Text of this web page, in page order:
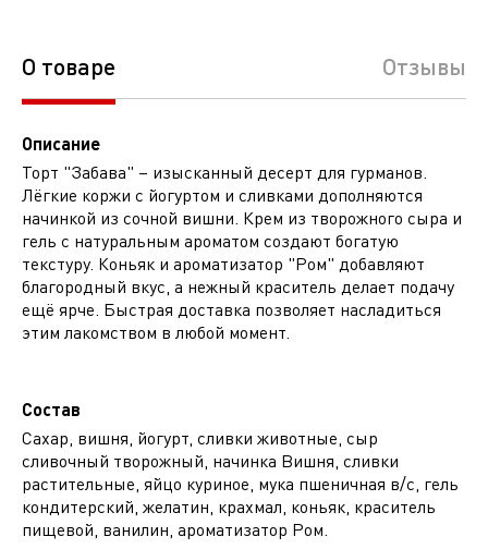
О товаре Отзывы
Описание
Торт "Забава" – изысканный десерт для гурманов.
Лёгкие коржи с йогуртом и сливками дополняются
начинкой из сочной вишни. Крем из творожного сыра и
гель с натуральным ароматом создают богатую
текстуру. Коньяк и ароматизатор "Ром" добавляют
благородный вкус, а нежный краситель делает подачу
ещё ярче. Быстрая доставка позволяет насладиться
этим лакомством в любой момент.
Состав
Сахар, вишня, йогурт, сливки животные, сыр
сливочный творожный, начинка Вишня, сливки
растительные, яйцо куриное, мука пшеничная в/с, гель
кондитерский, желатин, крахмал, коньяк, краситель
пищевой, ванилин, ароматизатор Ром.